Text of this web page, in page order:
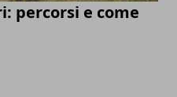
percorsi e come